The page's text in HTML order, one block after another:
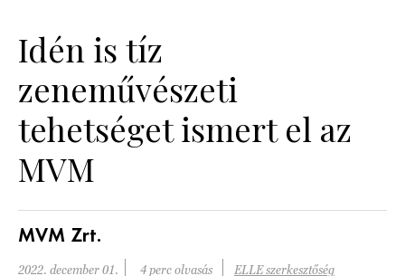
GOURMET AWARDS
SZÉPSÉG
KULTÚRA
PSZICHÉ
PÁRKAPCSOLAT
Idén is tíz
zeneművészeti
tehetséget ismert el az
MVM
MVM Zrt.
2022. december 01. 4 perc olvasás ELLE szerkesztőség